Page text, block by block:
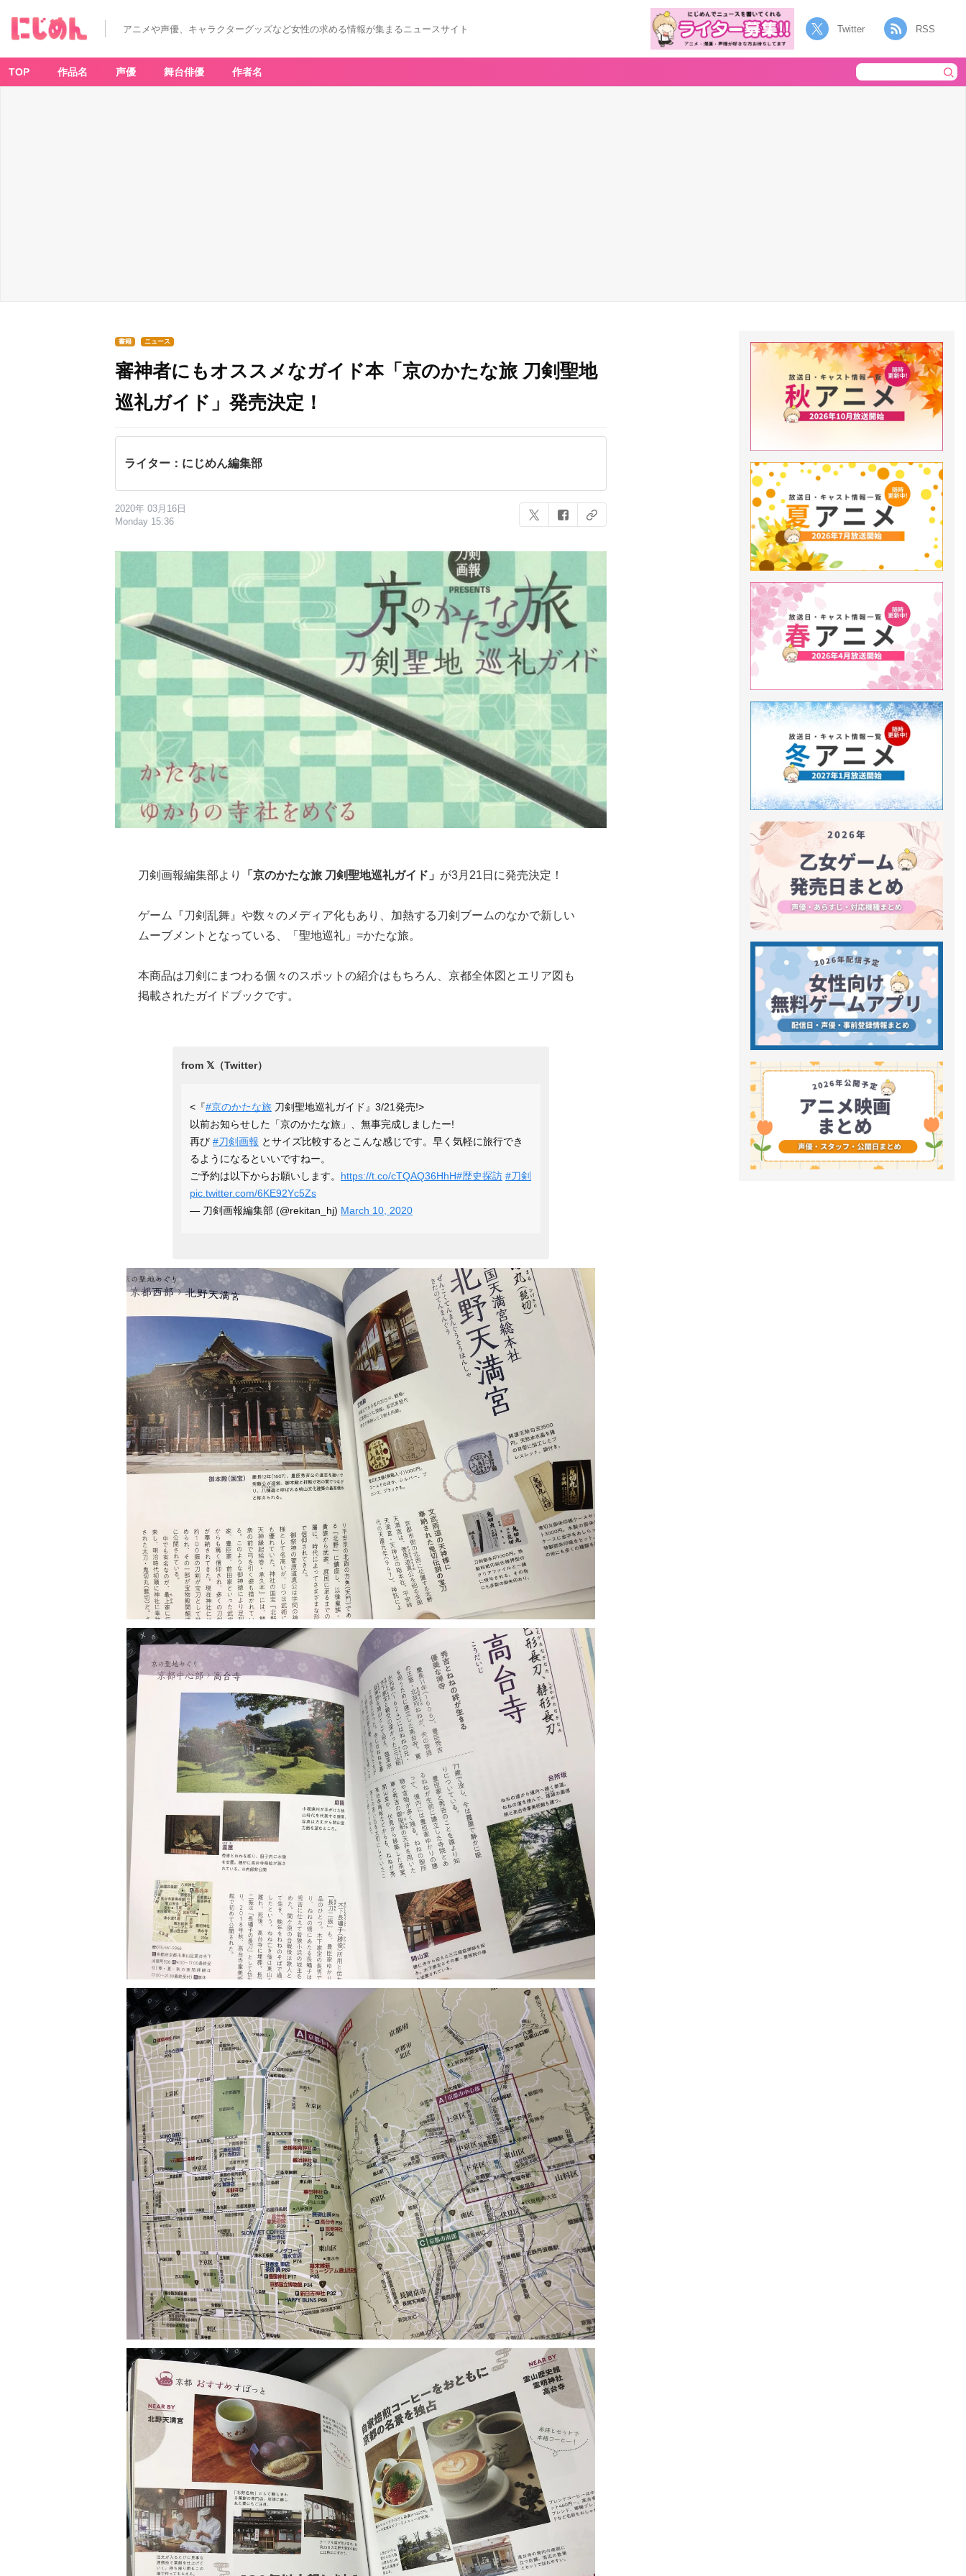
アニメや声優、キャラクターグッズなど女性の求める情報が集まるニュースサイト Twitter RSS
TOP 作品名 声優 舞台俳優 作者名
書籍 ニュース
審神者にもオススメなガイド本「京のかたな旅 刀剣聖地
巡礼ガイド」発売決定！
ライター：にじめん編集部
2020年 03月16日
Monday 15:36
刀剣画報編集部より 「京のかたな旅 刀剣聖地巡礼ガイド」 が3月21日に発売決定！
ゲーム『刀剣乱舞』や数々のメディア化もあり、加熱する刀剣ブームのなかで新しい
ムーブメントとなっている、「聖地巡礼」=かたな旅。
本商品は刀剣にまつわる個々のスポットの紹介はもちろん、京都全体図とエリア図も
掲載されたガイドブックです。
<『#京のかたな旅 刀剣聖地巡礼ガイド』3/21発売!>
以前お知らせした「京のかたな旅」、無事完成しましたー!
再び #刀剣画報 とサイズ比較するとこんな感じです。早く気軽に旅行でき
るようになるといいですねー。
ご予約は以下からお願いします。 https://t.co/cTQAQ36HhH#歴史探訪 #刀剣
pic.twitter.com/6KE92Yc5Zs
— 刀剣画報編集部 (@rekitan_hj) March 10, 2020